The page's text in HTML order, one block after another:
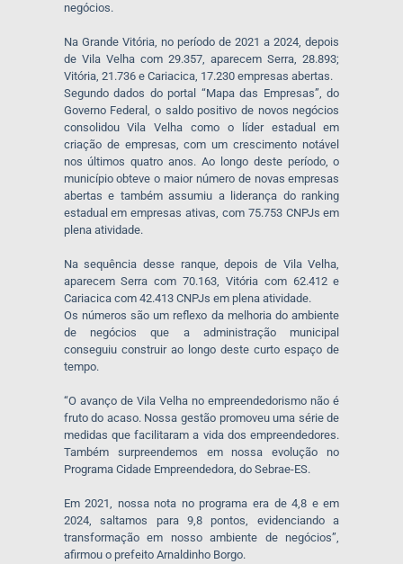
negócios.
Na Grande Vitória, no período de 2021 a 2024, depois
de Vila Velha com 29.357, aparecem Serra, 28.893;
Vitória, 21.736 e Cariacica, 17.230 empresas abertas.
Segundo dados do portal “Mapa das Empresas”, do
Governo Federal, o saldo positivo de novos negócios
consolidou Vila Velha como o líder estadual em
criação de empresas, com um crescimento notável
nos últimos quatro anos. Ao longo deste período, o
município obteve o maior número de novas empresas
abertas e também assumiu a liderança do ranking
estadual em empresas ativas, com 75.753 CNPJs em
plena atividade.
Na sequência desse ranque, depois de Vila Velha,
aparecem Serra com 70.163, Vitória com 62.412 e
Cariacica com 42.413 CNPJs em plena atividade.
Os números são um reflexo da melhoria do ambiente
de negócios que a administração municipal
conseguiu construir ao longo deste curto espaço de
tempo.
“O avanço de Vila Velha no empreendedorismo não é
fruto do acaso. Nossa gestão promoveu uma série de
medidas que facilitaram a vida dos empreendedores.
Também surpreendemos em nossa evolução no
Programa Cidade Empreendedora, do Sebrae-ES.
Em 2021, nossa nota no programa era de 4,8 e em
2024, saltamos para 9,8 pontos, evidenciando a
transformação em nosso ambiente de negócios”,
afirmou o prefeito Arnaldinho Borgo.